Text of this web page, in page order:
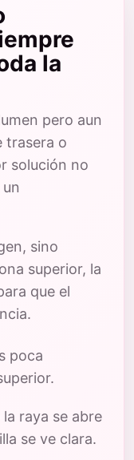
la
pero aun
trasera o
solución no
sino
superior, la
que el
poca
raya se abre
se ve clara.